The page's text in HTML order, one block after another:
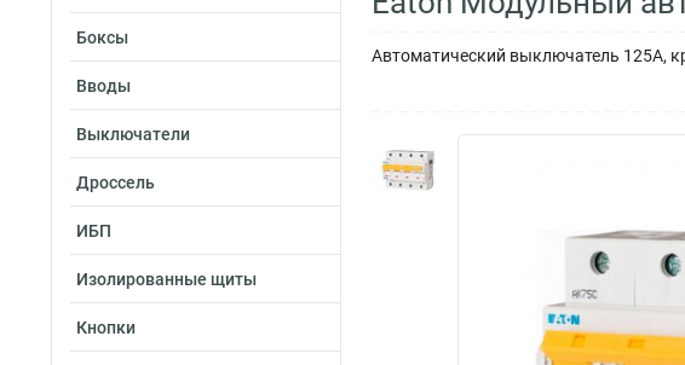
Боксы
Вводы
Выключатели
Дроссель
ИБП
Изолированные щиты
Кнопки
Автоматический выключатель 125А,